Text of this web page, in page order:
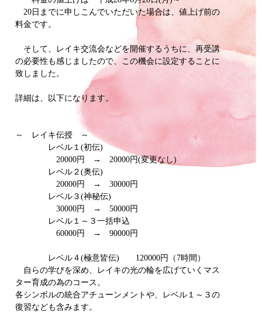
20日までに申しこんでいただいた場合は、値上げ前の
料金です。
そして、レイキ交流会などを開催するうちに、再受講
の必要性も感じましたので、この機会に設定することに
致しました。
詳細は、以下になります。
～ レイキ伝授 ～
レベル１(初伝)
20000円 → 20000円(変更なし)
レベル２(奥伝)
20000円 → 30000円
レベル３(神秘伝)
30000円 → 50000円
レベル１～３一括申込
60000円 → 90000円
レベル４(極意皆伝) 120000円（7時間）
自らの学びを深め、レイキの光の輪を広げていくマス
ター育成の為のコース。
各シンボルの統合アチューンメントや、レベル１～３の
復習なども含みます。